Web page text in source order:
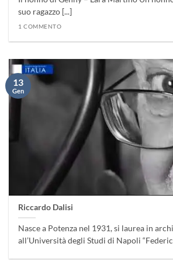
suo ragazzo [...]
1 COMMENTO
Riccardo Dalisi
Nasce a Potenza nel 1931, si laurea in
all’Università degli Studi di Napoli
13
Gen